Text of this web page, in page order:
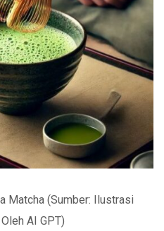
Matcha (Sumber: Ilustrasi
AI GPT)